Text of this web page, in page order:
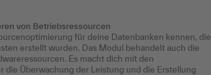
von Betriebsressourcen
für deine Datenbanken kennen, die
erstellt wurden. Das Modul behandelt auch die
Es macht dich mit den
die Überwachung der Leistung und die Erstellung